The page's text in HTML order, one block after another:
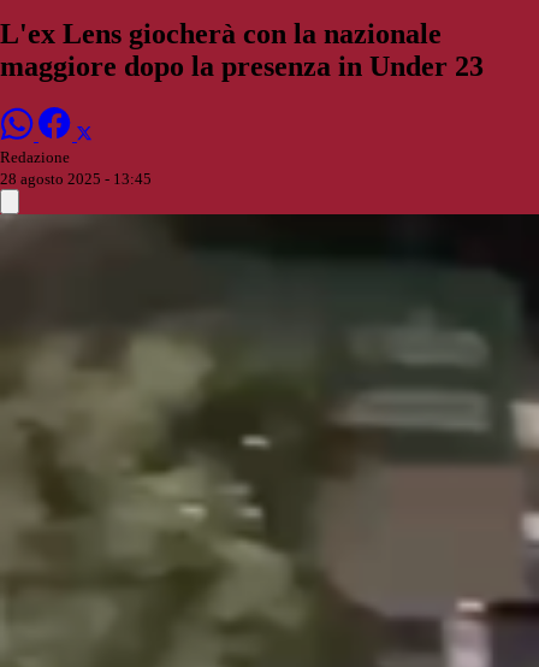
L'ex Lens giocherà con la nazionale
maggiore dopo la presenza in Under 23
Redazione
28 agosto 2025 - 13:45